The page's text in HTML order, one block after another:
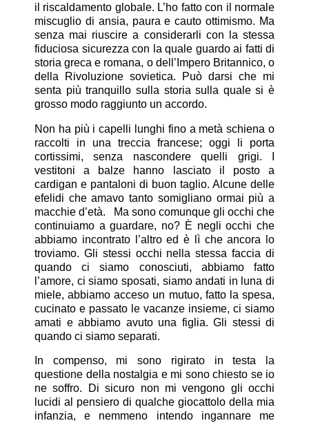
il riscaldamento globale. L’ho fatto con il normale
miscuglio di ansia, paura e cauto ottimismo. Ma
senza mai riuscire a considerarli con la stessa
fiduciosa sicurezza con la quale guardo ai fatti di
storia greca e romana, o dell’Impero Britannico, o
della Rivoluzione sovietica. Può darsi che mi
senta più tranquillo sulla storia sulla quale si è
grosso modo raggiunto un accordo.
Non ha più i capelli lunghi fino a metà schiena o
raccolti in una treccia francese; oggi li porta
cortissimi, senza nascondere quelli grigi. I
vestitoni a balze hanno lasciato il posto a
cardigan e pantaloni di buon taglio. Alcune delle
efelidi che amavo tanto somigliano ormai più a
macchie d’età.
Ma sono comunque gli occhi che
continuiamo a guardare, no? È negli occhi che
abbiamo incontrato l’altro ed è lì che ancora lo
troviamo. Gli stessi occhi nella stessa faccia di
quando ci siamo conosciuti, abbiamo fatto
l’amore, ci siamo sposati, siamo andati in luna di
miele, abbiamo acceso un mutuo, fatto la spesa,
cucinato e passato le vacanze insieme, ci siamo
amati e abbiamo avuto una figlia. Gli stessi di
quando ci siamo separati.
In compenso, mi sono rigirato in testa la
questione della nostalgia e mi sono chiesto se io
ne soffro. Di sicuro non mi vengono gli occhi
lucidi al pensiero di qualche giocattolo della mia
infanzia, e nemmeno intendo ingannare me